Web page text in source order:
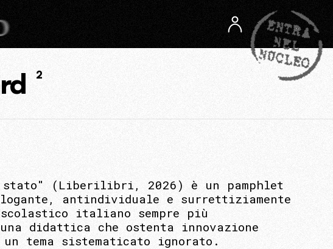
2
(Liberilibri, 2026) è un pamphlet
antindividuale e surrettiziamente
italiano sempre più
didattica che ostenta innovazione
tema sistematicato ignorato.